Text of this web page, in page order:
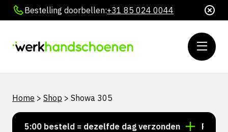
Bestelling doorbellen:+31 85 024 0044
Home > Shop > Showa 305
15:00 besteld = dezelfde dag verzonden